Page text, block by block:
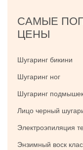
САМЫЕ
ЦЕНЫ
Шугаринг бикини
Шугаринг ног
Шугаринг
Лицо черный
Электроэпиляция
Энзимный воск